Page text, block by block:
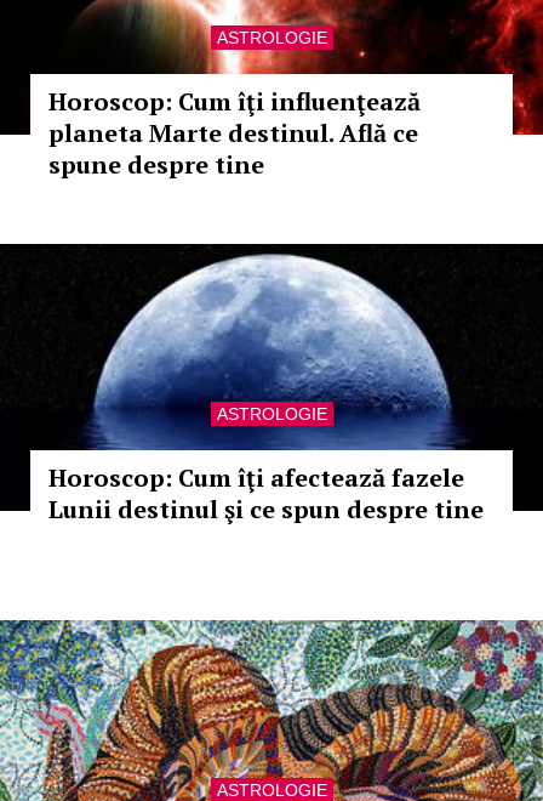
ASTROLOGIE
Horoscop: Cum îţi influenţează
planeta Marte destinul. Află ce
spune despre tine
ASTROLOGIE
Horoscop: Cum îţi afectează fazele
Lunii destinul şi ce spun despre tine
ASTROLOGIE